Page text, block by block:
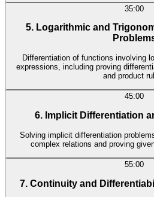
35:00
5. Logarithmic and
Differentiation of functions involving
expressions, including proving
and product
45:00
6. Implicit Differentiation
Solving implicit differentiation
complex relations and proving
55:00
7. Continuity and